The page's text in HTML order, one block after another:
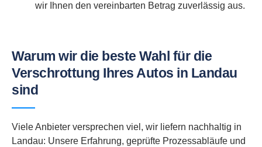
wir Ihnen den vereinbarten Betrag zuverlässig aus.
Warum wir die beste Wahl für die
Verschrottung Ihres Autos in Landau
sind
Viele Anbieter versprechen viel, wir liefern nachhaltig in
Landau: Unsere Erfahrung, geprüfte Prozessabläufe und